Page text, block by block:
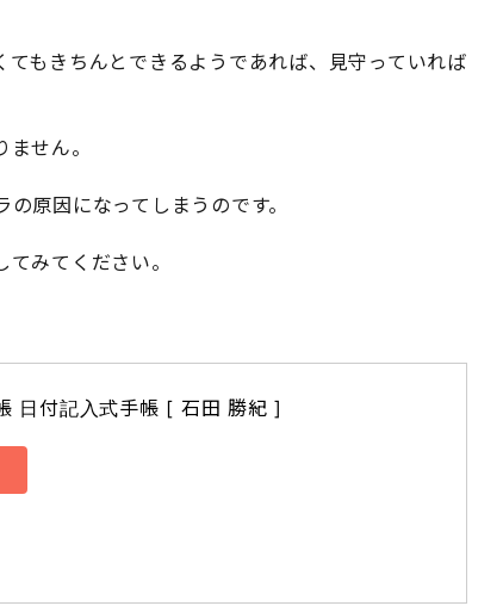
もきちんとできるようであれば、見守っていれば
せん。
原因になってしまうのです。
みてください。
日付記入式手帳 [ 石田 勝紀 ]